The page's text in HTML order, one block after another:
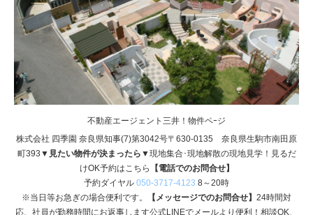
不動産エージェント三井！物件ペｰジ
株式会社 四季園 奈良県知事(7)第3042号〒630-0135 奈良県生駒市南田原
町393 ▼見たい物件が決まったら▼現地集合･現地解散の現地見学！見るだ
けOK予約はこちら
【電話でのお問合せ】
予約ダイヤル 050-3717-4123 8～20時
※当日等お急ぎの場合便利です。
【メッセージでのお問合せ】 24時間対
応、社員が勤務時間にお返事します公式LINEでメールより便利！相談OK、